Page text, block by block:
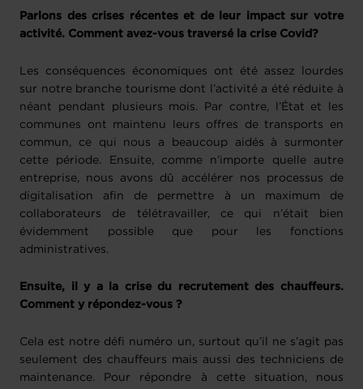
Parlons des crises récentes et de leur impact sur votre
activité. Comment avez-vous traversé la crise Covid?
Les conséquences économiques ont été assez lourdes
sur notre branche tourisme dont l’activité a été réduite à
néant pendant plusieurs mois. Par contre, l’État et les
communes ont maintenu leurs offres de transports en
commun, ce qui nous a beaucoup aidés à surmonter
cette période. Ensuite, comme n’importe quelle autre
entreprise, nous avons dû accélérer nos processus de
digitalisation afin de permettre à un maximum de
collaborateurs de télétravailler, ce qui n’était bien
évidemment possible que pour les fonctions
administratives.
Ensuite, il y a la crise du recrutement des chauffeurs.
Comment y répondez-vous ?
Cela est notre défi numéro un, surtout qu’il ne s’agit pas
seulement des chauffeurs mais aussi des techniciens de
maintenance. Pour répondre à cette situation, nous